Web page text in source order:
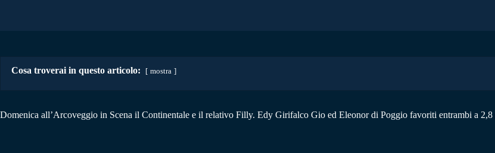
Cosa troverai in questo articolo: mostra
Domenica all’Arcoveggio in Scena il Continentale e il relativo Filly. Edy Girifalco Gio ed Eleonor di Poggio favoriti entrambi a 2,8